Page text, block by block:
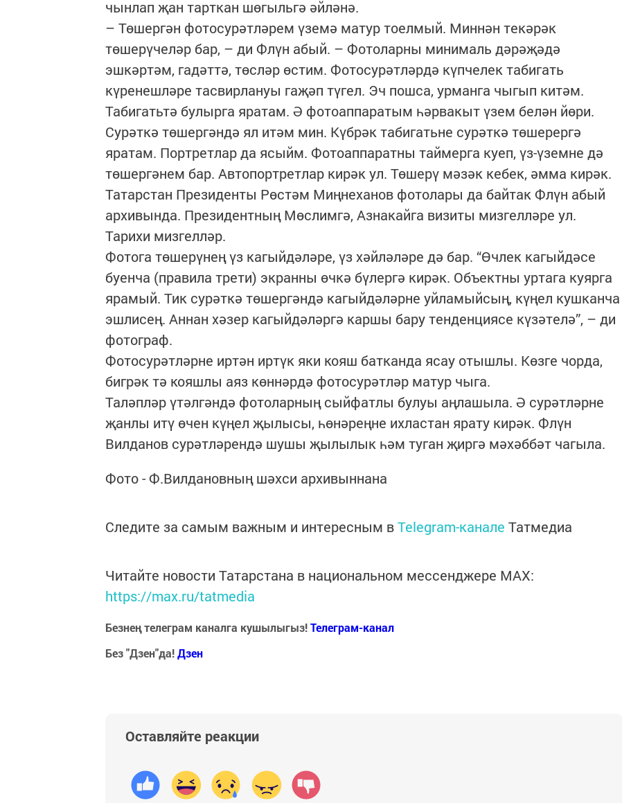
чынлап җан тарткан шөгыльгә әйләнә.
– Төшергән фотосурәтләрем үземә матур тоелмый. Миннән текәрәк
төшерүчеләр бар, – ди Флүн абый. – Фотоларны минималь дәрәҗәдә
эшкәртәм, гадәттә, төсләр өстим. Фотосурәтләрдә күпчелек табигать
күренешләре тасвирлануы гаҗәп түгел. Эч пошса, урманга чыгып китәм.
Табигатьтә булырга яратам. Ә фотоаппаратым һәрвакыт үзем белән йөри.
Сурәткә төшергәндә ял итәм мин. Күбрәк табигатьне сурәткә төшерергә
яратам. Портретлар да ясыйм. Фотоаппаратны таймерга куеп, үз-үземне дә
төшергәнем бар. Автопортретлар кирәк ул. Төшерү мәзәк кебек, әмма кирәк.
Татарстан Президенты Рөстәм Миңнеханов фотолары да байтак Флүн абый
архивында. Президентның Мөслимгә, Азнакайга визиты мизгелләре ул.
Тарихи мизгелләр.
Фотога төшерүнең үз кагыйдәләре, үз хәйләләре дә бар. “Өчлек кагыйдәсе
буенча (правила трети) экранны өчкә бүлергә кирәк. Объектны уртага куярга
ярамый. Тик сурәткә төшергәндә кагыйдәләрне уйламыйсың, күңел кушканча
эшлисең. Аннан хәзер кагыйдәләргә каршы бару тенденциясе күзәтелә”, – ди
фотограф.
Фотосурәтләрне иртән иртүк яки кояш батканда ясау отышлы. Көзге чорда,
бигрәк тә кояшлы аяз көннәрдә фотосурәтләр матур чыга.
Таләпләр үтәлгәндә фотоларның сыйфатлы булуы аңлашыла. Ә сурәтләрне
җанлы итү өчен күңел җылысы, һөнәреңне ихластан ярату кирәк. Флүн
Вилданов сурәтләрендә шушы җылылык һәм туган җиргә мәхәббәт чагыла.
Фото - Ф.Вилдановның шәхси архивыннана
Следите за самым важным и интересным вTelegram-канале Татмедиа
Читайте новости Татарстана в национальном мессенджере MАХ:
https://max.ru/tatmedia
Безнең телеграм каналга кушылыгыз!Телеграм-канал
Без "Дзен"да!Дзен
Оставляйте реакции